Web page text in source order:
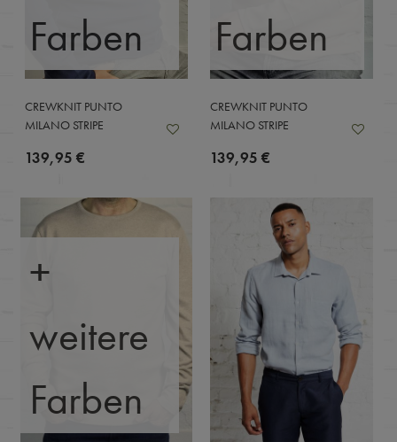
Farben
CREWKNIT PUNTO
MILANO STRIPE
139,95 €
Farben
CREWKNIT PUNTO
MILANO STRIPE
139,95 €
+
weitere
Farben